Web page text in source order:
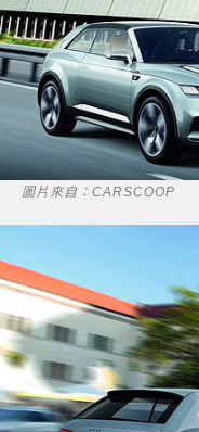
圖片來自：CARSCOOP